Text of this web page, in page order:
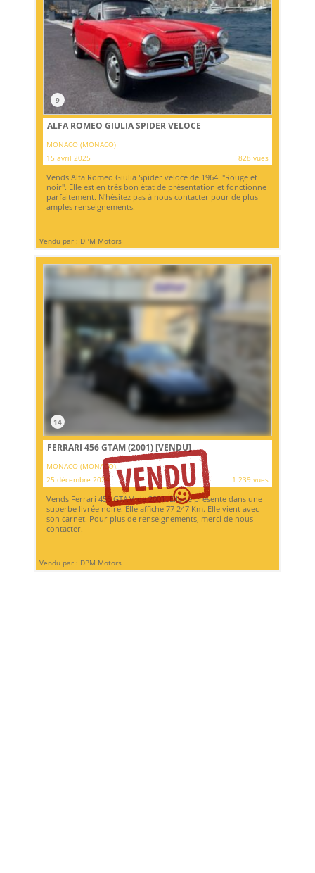
9
ALFA ROMEO GIULIA SPIDER VELOCE
MONACO (MONACO)
15 avril 2025
828 vues
Vends Alfa Romeo Giulia Spider veloce de 1964. "Rouge et
noir". Elle est en très bon état de présentation et fonctionne
parfaitement. N'hésitez pas à nous contacter pour de plus
amples renseignements.
Vendu par : DPM Motors
14
FERRARI 456 GTAM (2001)[VENDU]
MONACO (MONACO)
25 décembre 2024
1 239 vues
Vends Ferrari 456 GTAM de 2001. Elle se présente dans une
superbe livrée noire. Elle affiche 77 247 Km. Elle vient avec
son carnet. Pour plus de renseignements, merci de nous
contacter.
Vendu par : DPM Motors